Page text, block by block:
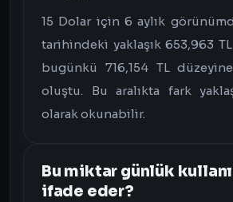
15 Dolar için 6 aylık
tarihindeki yaklaşık 653,963
bugünkü 716,154 TL
oluştu. Bu aralıkta fark
olarak okunabilir.
Bu miktar günlük
ifade eder?